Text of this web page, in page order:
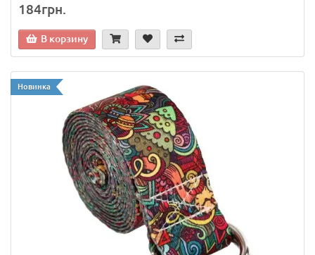
184грн.
В корзину
Новинка